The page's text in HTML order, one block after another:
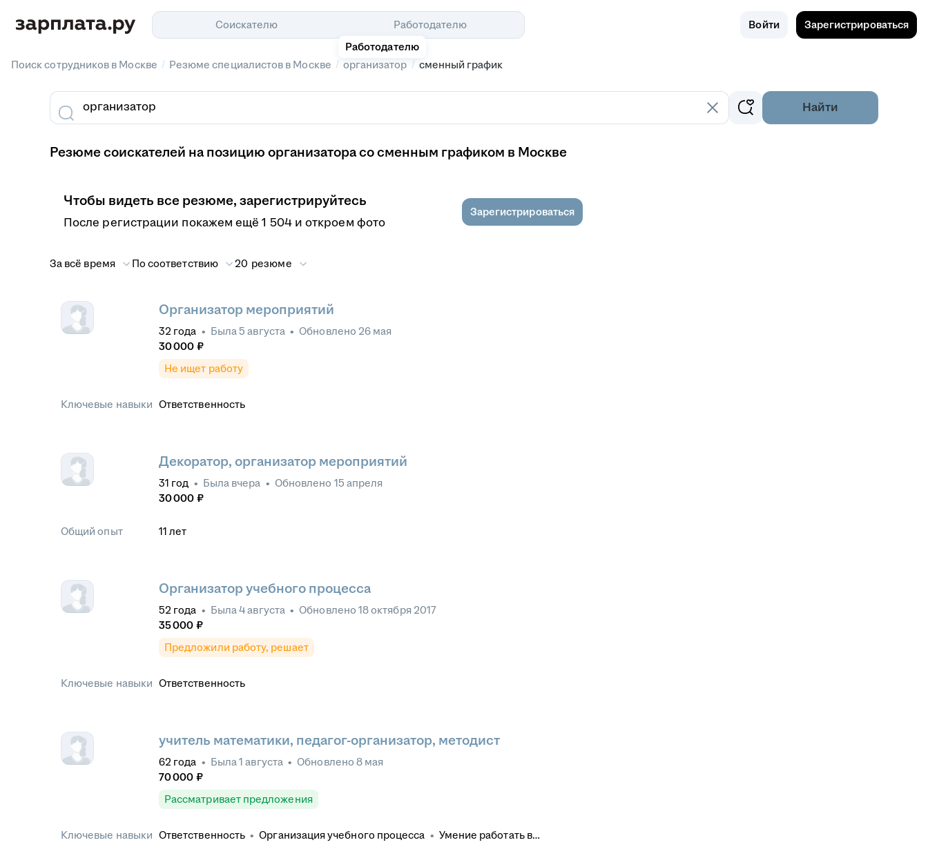
Соискателю
Работодателю
Работодателю
Войти Зарегистрироваться
Поиск сотрудников в Москве / Резюме специалистов в Москве / организатор / сменный график
Найти
Резюме соискателей на позицию организатора со сменным графиком в Москве
Чтобы видеть все резюме, зарегистрируйтесь
После регистрации покажем ещё 1 504 и откроем фото
Зарегистрироваться
За всё время По соответствию 20 резюме
Организатор мероприятий
32 года • Была5 августа • Обновлено 26 мая
30 000 ₽
Не ищет работу
Ключевые навыки Ответственность
Декоратор, организатор мероприятий
31 год • Была вчера • Обновлено 15 апреля
30 000 ₽
Общий опыт 11 лет
Организатор учебного процесса
52 года • Была4 августа • Обновлено 18 октября 2017
35 000 ₽
Предложили работу, решает
Ключевые навыки Ответственность
учитель математики, педагог-организатор, методист
62 года • Была1 августа • Обновлено 8 мая
70 000 ₽
Рассматривает предложения
Ключевые навыки Ответственность • Организация учебного процесса • Умение работать в